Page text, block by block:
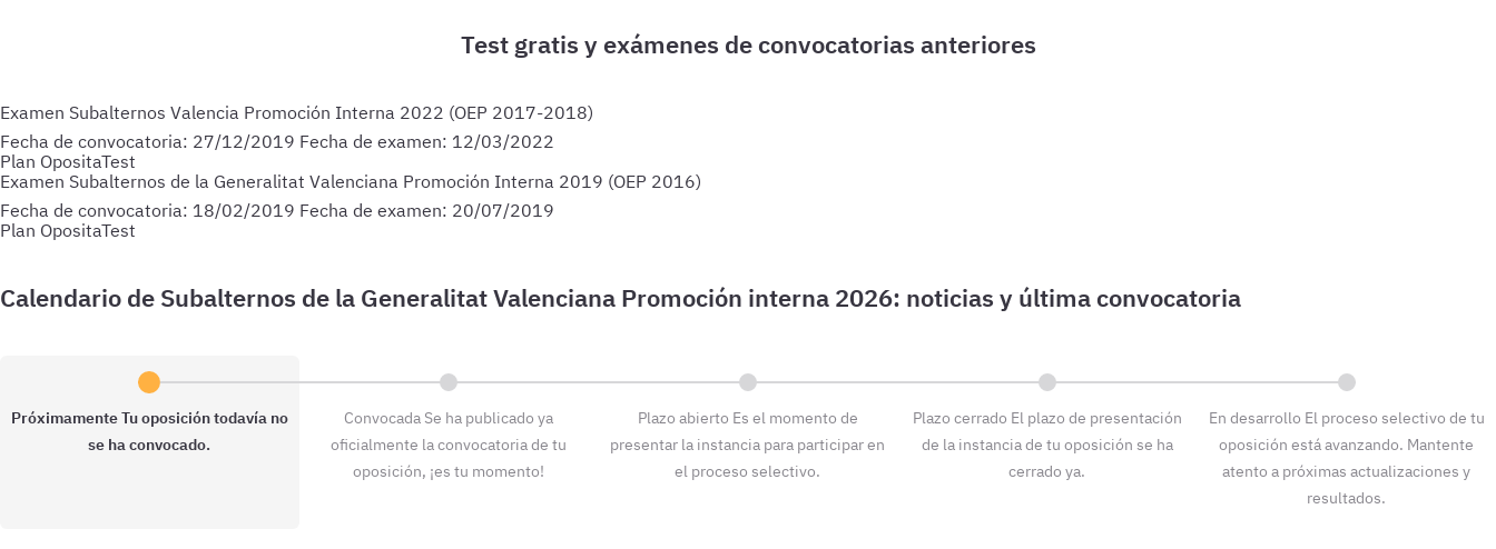
Examen Subalternos Valencia Promoción Interna 2022 (OEP 2017-2018)
Fecha de convocatoria: 27/12/2019 Fecha de examen: 12/03/2022
Plan OpositaTest
Examen Subalternos de la Generalitat Valenciana Promoción Interna 2019 (OEP 2016)
Fecha de convocatoria: 18/02/2019 Fecha de examen: 20/07/2019
Plan OpositaTest
PróximamenteTu oposición todavía no
se ha convocado.
Convocada Se ha publicado ya
oficialmente la convocatoria de tu
oposición, ¡es tu momento!
Plazo abierto Es el momento de
presentar la instancia para participar en
el proceso selectivo.
Plazo cerrado El plazo de presentación
de la instancia de tu oposición se ha
cerrado ya.
En desarrollo El proceso selectivo de tu
oposición está avanzando. Mantente
atento a próximas actualizaciones y
resultados.